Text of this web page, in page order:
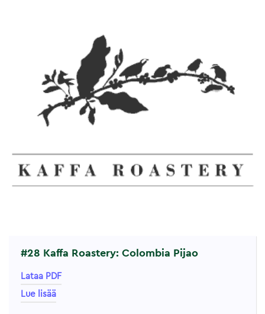
#28 Kaffa Roastery: Colombia Pijao
Lataa PDF
Lue lisää